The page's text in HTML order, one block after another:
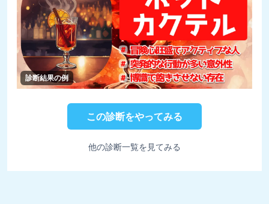
診断結果の例
この診断をやってみる
他の診断一覧を見てみる